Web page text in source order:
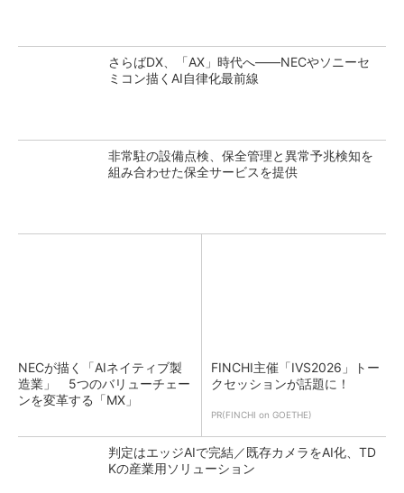
さらばDX、「AX」時代へ――NECやソニーセ
ミコン描くAI自律化最前線
非常駐の設備点検、保全管理と異常予兆検知を
組み合わせた保全サービスを提供
NECが描く「AIネイティブ製
造業」 5つのバリューチェー
ンを変革する「MX」
FINCHI主催「IVS2026」トー
クセッションが話題に！
PR(FINCHI on GOETHE)
判定はエッジAIで完結／既存カメラをAI化、TD
Kの産業用ソリューション